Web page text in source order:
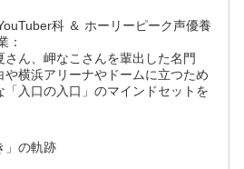
科 ＆ ホーリーピーク声優養
：
さん、岬なこさんを輩出した名門
や横浜アリーナやドームに立つため
「入口の入口」のマインドセットを
」の軌跡